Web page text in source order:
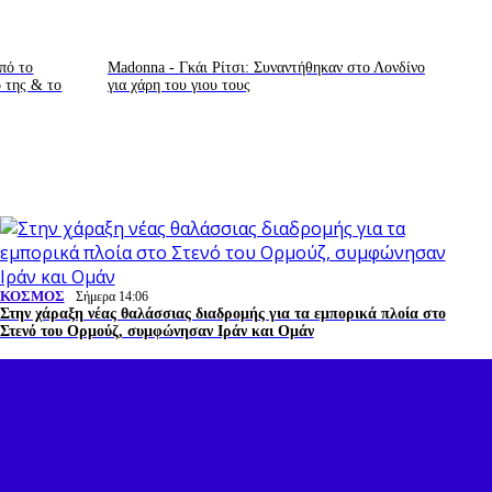
το
της & το
Madonna - Γκάι Ρίτσι: Συναντήθηκαν στο Λονδίνο
για χάρη του γιου τους
ΚΟΣΜΟΣ Σήμερα 14:06
Στην χάραξη νέας θαλάσσιας διαδρομής για τα εμπορικά πλοία στο
Στενό του Ορμούζ, συμφώνησαν Ιράν και Ομάν